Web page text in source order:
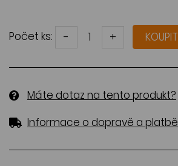
Počet ks: - + KOUPIT
Máte dotaz na tento produkt?
Informace o dopravě a platbě